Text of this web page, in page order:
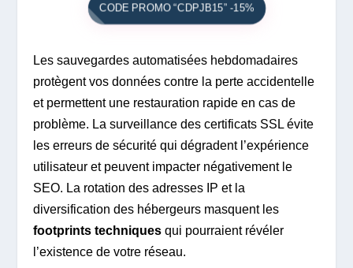
CODE PROMO “CDPJB15” -15%
Les sauvegardes automatisées hebdomadaires
protègent vos données contre la perte accidentelle
et permettent une restauration rapide en cas de
problème. La surveillance des certificats SSL évite
les erreurs de sécurité qui dégradent l’expérience
utilisateur et peuvent impacter négativement le
SEO. La rotation des adresses IP et la
diversification des hébergeurs masquent les
footprints techniques qui pourraient révéler
l’existence de votre réseau.